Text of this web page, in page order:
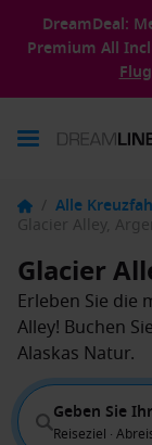
DreamDeal:
Premium All
/ Alle
Glacier Alley,
Glacier
Erleben Sie die
Alley! Buchen
Alaskas Natur.
Geben Sie
Reiseziel ·